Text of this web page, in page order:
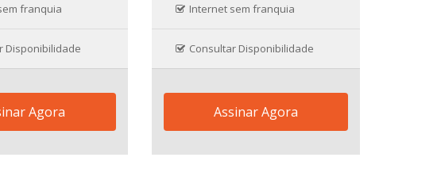
franquia
Disponibilidade
Agora
Internet sem franquia
Consultar Disponibilidade
Assinar Agora